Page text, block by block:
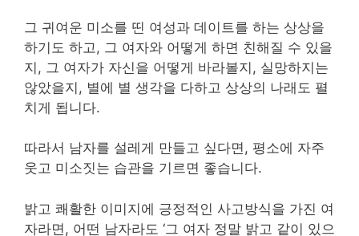
그 귀여운 미소를 띤 여성과 데이트를 하는 상상을
하기도 하고, 그 여자와 어떻게 하면 친해질 수 있을
지, 그 여자가 자신을 어떻게 바라볼지, 실망하지는
않았을지, 별에 별 생각을 다하고 상상의 나래도 펼
치게 됩니다.
따라서 남자를 설레게 만들고 싶다면, 평소에 자주
웃고 미소짓는 습관을 기르면 좋습니다.
밝고 쾌활한 이미지에 긍정적인 사고방식을 가진 여
자라면, 어떤 남자라도 ‘그 여자 정말 밝고 같이 있으